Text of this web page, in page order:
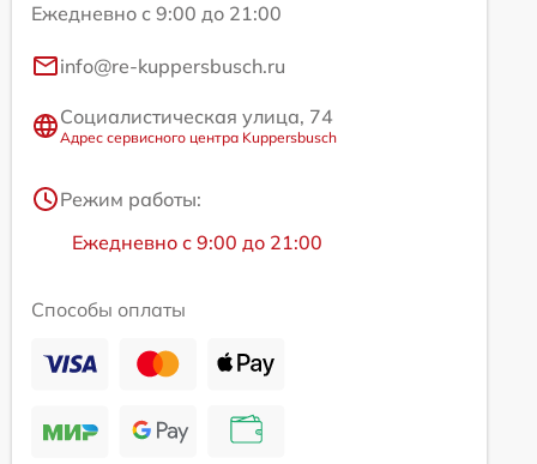
Ежедневно с 9:00 до 21:00
info@re-kuppersbusch.ru
Социалистическая улица, 74
Адрес сервисного центра Kuppersbusch
Режим работы:
Ежедневно с 9:00 до 21:00
Способы оплаты